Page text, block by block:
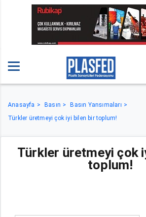
Anasayfa Basın
Basın Yansımaları
Türkler üretmeyi çok iyi bilen bir toplum!
Türkler üretmeyi çok
toplum!